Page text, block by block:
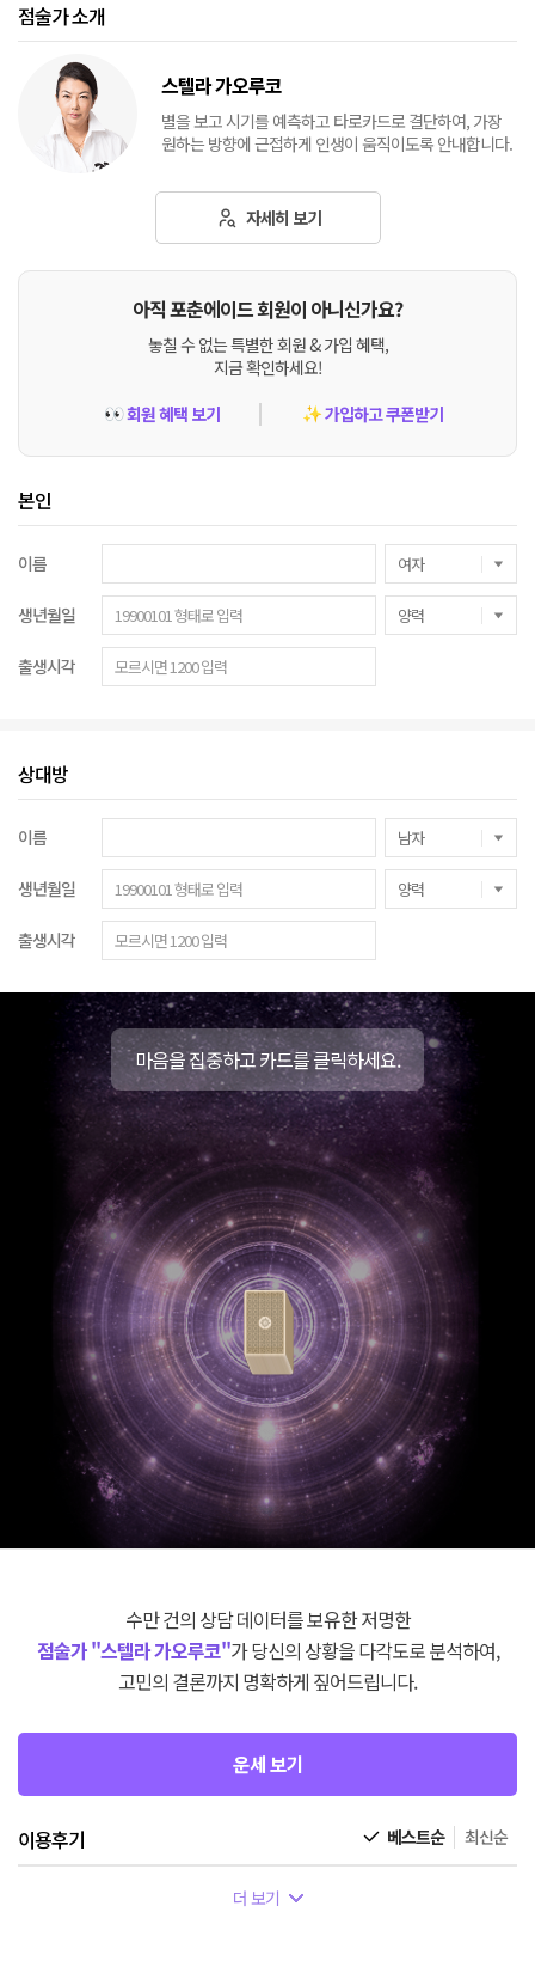
점술가 소개
스텔라 가오루코
별을 보고 시기를 예측하고 타로카드로 결단하여, 가장
원하는 방향에 근접하게 인생이 움직이도록 안내합니다.
자세히 보기
아직 포춘에이드 회원이 아니신가요?
놓칠 수 없는 특별한 회원 & 가입 혜택,
지금 확인하세요!
👀회원 혜택 보기 ✨가입하고 쿠폰받기
본인
이름
생년월일
출생시각
상대방
이름
생년월일
출생시각
마음을 집중하고 카드를 클릭하세요.
수만 건의 상담 데이터를 보유한 저명한
점술가 "스텔라 가오루코"가 당신의 상황을 다각도로 분석하여,
고민의 결론까지 명확하게 짚어드립니다.
운세 보기
이용후기 베스트순 최신순
더 보기